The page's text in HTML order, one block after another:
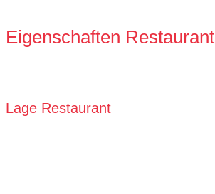
Eigenschaften Restaurant
Lage Restaurant